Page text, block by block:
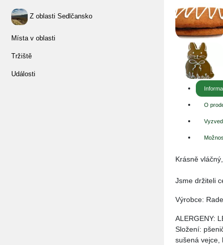
Z oblasti Sedlčansko
Místa v oblasti
Tržiště
Události
O
Krásně
Jsme držiteli
Výrobce:
ALERGENY:
Složení:
sušená vejce,